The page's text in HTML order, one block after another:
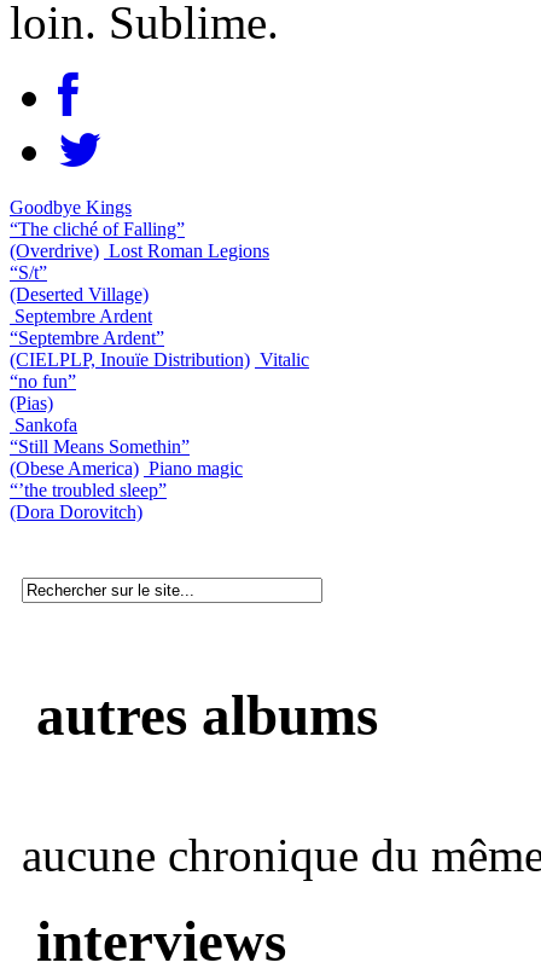
loin. Sublime.
Goodbye Kings
“The cliché of Falling”
(Overdrive) Lost Roman Legions
“S/t”
(Deserted Village)
Septembre Ardent
“Septembre Ardent”
(CIELPLP, Inouïe Distribution) Vitalic
“no fun”
(Pias)
Sankofa
“Still Means Somethin”
(Obese America) Piano magic
“’the troubled sleep”
(Dora Dorovitch)
autres albums
aucune chronique du
interviews